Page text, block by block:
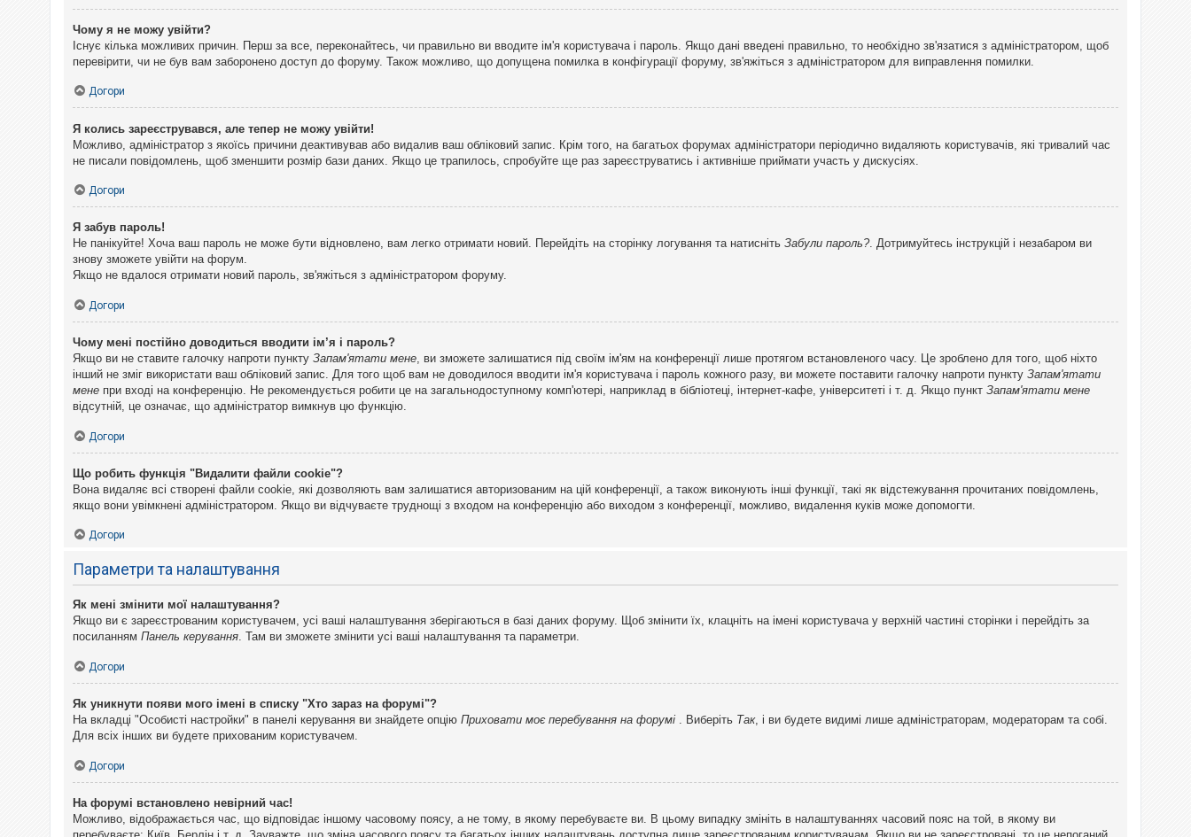
Чому я не можу увійти?
Існує кілька можливих причин. Перш за все, переконайтесь, чи правильно ви вводите ім'я користувача і пароль. Якщо дані введені правильно, то необхідно зв'язатися з адміністратором, щоб
перевірити, чи не був вам заборонено доступ до форуму. Також можливо, що допущена помилка в конфігурації форуму, зв'яжіться з адміністратором для виправлення помилки.
Догори
Я колись зареєструвався, але тепер не можу увійти!
Можливо, адміністратор з якоїсь причини деактивував або видалив ваш обліковий запис. Крім того, на багатьох форумах адміністратори періодично видаляють користувачів, які тривалий час
не писали повідомлень, щоб зменшити розмір бази даних. Якщо це трапилось, спробуйте ще раз зареєструватись і активніше приймати участь у дискусіях.
Догори
Я забув пароль!
Не панікуйте! Хоча ваш пароль не може бути відновлено, вам легко отримати новий. Перейдіть на сторінку логування та натисніть Забули пароль?. Дотримуйтесь інструкцій і незабаром ви
знову зможете увійти на форум.
Якщо не вдалося отримати новий пароль, зв'яжіться з адміністратором форуму.
Догори
Чому мені постійно доводиться вводити ім’я і пароль?
Якщо ви не ставите галочку напроти пункту Запам'ятати мене, ви зможете залишатися під своїм ім'ям на конференції лише протягом встановленого часу. Це зроблено для того, щоб ніхто
інший не зміг використати ваш обліковий запис. Для того щоб вам не доводилося вводити ім'я користувача і пароль кожного разу, ви можете поставити галочку напроти пункту Запам'ятати
мене при вході на конференцію. Не рекомендується робити це на загальнодоступному комп'ютері, наприклад в бібліотеці, інтернет-кафе, університеті і т. д. Якщо пункт Запам'ятати мене
відсутній, це означає, що адміністратор вимкнув цю функцію.
Догори
Що робить функція "Видалити файли cookie"?
Вона видаляє всі створені файли cookie, які дозволяють вам залишатися авторизованим на цій конференції, а також виконують інші функції, такі як відстежування прочитаних повідомлень,
якщо вони увімкнені адміністратором. Якщо ви відчуваєте труднощі з входом на конференцію або виходом з конференції, можливо, видалення куків може допомогти.
Догори
Параметри та налаштування
Як мені змінити мої налаштування?
Якщо ви є зареєстрованим користувачем, усі ваші налаштування зберігаються в базі даних форуму. Щоб змінити їх, клацніть на імені користувача у верхній частині сторінки і перейдіть за
посиланням Панель керування. Там ви зможете змінити усі ваші налаштування та параметри.
Догори
Як уникнути появи мого імені в списку "Хто зараз на форумі"?
На вкладці "Особисті настройки" в панелі керування ви знайдете опцію Приховати моє перебування на форумі . Виберіть Так, і ви будете видимі лише адміністраторам, модераторам та собі.
Для всіх інших ви будете прихованим користувачем.
Догори
На форумі встановлено невірний час!
Можливо, відображається час, що відповідає іншому часовому поясу, а не тому, в якому перебуваєте ви. В цьому випадку змініть в налаштуваннях часовий пояс на той, в якому ви